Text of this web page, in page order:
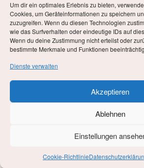
Um dir ein optimales Erlebnis zu bieten,
Cookies, um Geräteinformationen zu speichern
zuzugreifen. Wenn du diesen Technologien
wie das Surfverhalten oder eindeutige IDs auf
Wenn du deine Zustimmung nicht erteilst oder
bestimmte Merkmale und Funktionen
Dienste verwalten
Akzeptieren
Ablehnen
Einstellungen
Cookie-Richtlinie
META
Anmelden
Eintrags-Feed
Kommentar-Feed